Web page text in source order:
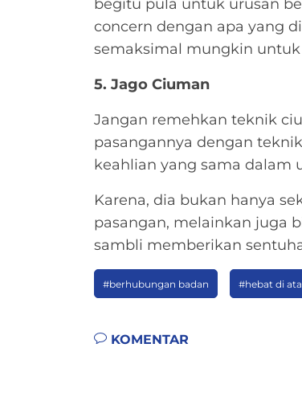
begitu pula untuk urusan
concern dengan apa yang
semaksimal mungkin
5. Jago Ciuman
Jangan remehkan teknik
pasangannya dengan
keahlian yang sama dalam
Karena, dia bukan hanya
pasangan, melainkan juga
sambli memberikan
#berhubungan badan #hebat di
KOMENTAR